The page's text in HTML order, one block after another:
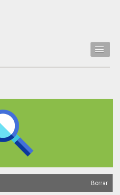
Borrar